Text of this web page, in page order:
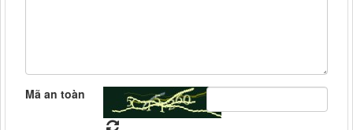
Mã an toàn